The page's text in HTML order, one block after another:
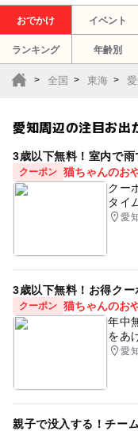
おでかけ イベント
ランキング 年齢別
全国 東海
愛知周辺の注目お出
3歳以下無料！室内で
クーポン 猫ちゃんのお
クー
タイ
愛
3歳以下無料！お得ク
クーポン 猫ちゃんのお
年中
をあ
愛
親子で没入する！チー